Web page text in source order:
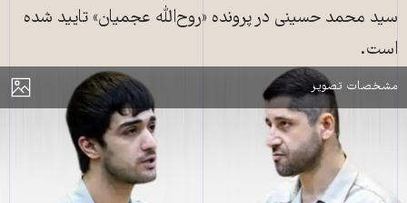
سید محمد حسینی در پرونده «روح‌الله عجمیان» تایید شده
است.
نمایش
مشخصات تصویر
محمدمهدی کرمی (چپ) و سید محمد حسینی (راست) قرار است اعدام شوند
(عکس: زمانه)